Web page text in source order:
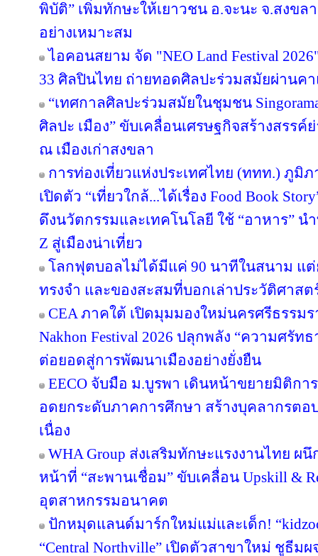
พิบัติ” เพิ่มทักษะให้เยาวชน อ.จะนะ จ.สงข
อย่างเหมาะสม
ไอคอนสยาม จัด "NEO Land Festival
33 ศิลปินไทย ถ่ายทอดศิลปะร่วมสมัยผ่านคา
“เทศกาลศิลปะร่วมสมัยในชุมชน
ศิลปะ เมือง” ขับเคลื่อนเศรษฐกิจสร้างสรรค์
ณ เมืองเก่าสงขลา
การท่องเที่ยวแห่งประเทศไทย (ททท.) ภูมิ
เปิดตัว “เที่ยวใกล้...ได้เรื่อง Food Book
ดึงนวัตกรรมและเทคโนโลยี ใช้ “อาหาร” นำ
Z สู่เมืองน่าเที่ยว
โลกฟุตบอลไม่ได้มีแค่ 90 นาทีในสนาม แต่
ทรงจำ และของสะสมที่บอกเล่าประวัติศาส
CEA ภาคใต้ เปิดมุมมองใหม่นครศรีธรรมร
Nakhon Festival 2026 ปลุกพลัง “ความศรัท
ต่อยอดสู่การพัฒนาเมืองอย่างยั่งยืน
EECO จับมือ ม.บูรพา เดินหน้าขยายมิติก
อดยกระดับภาคการศึกษา สร้างบุคลากรต
เนื่อง
WHA Group ส่งเสริมทักษะแรงงานไทย ผ
หน้าที่ “สะพานเชื่อม” ขับเคลื่อน Upskill &
อุตสาหกรรมอนาคต
ปักหมุดแลนด์มาร์กใหม่แม่และเด็ก!
“Central Northville” เปิดตัวสาขาใหม่ ชูธีม